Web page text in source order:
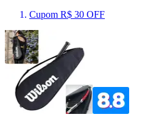
Cupom R$ 30 OFF